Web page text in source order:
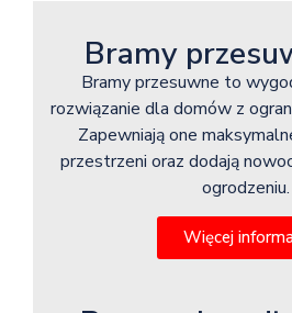
Bramy
Bramy przesuwne to
rozwiązanie dla domów z
Zapewniają one
przestrzeni oraz dodają
ogrodzeniu.
Więcej